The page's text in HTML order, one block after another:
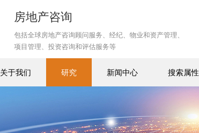
房地产咨询
包括全球房地产咨询顾问服务、经纪、物业和资产管理、
项目管理、投资咨询和评估服务等
关于我们 研究 新闻中心 搜索属性